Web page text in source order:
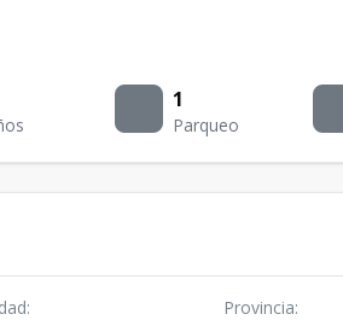
1
Parqueo
: Provincia: